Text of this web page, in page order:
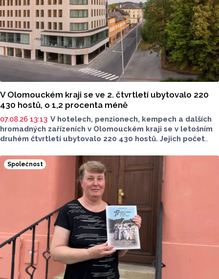
V Olomouckém kraji se ve 2. čtvrtletí ubytovalo 220
430 hostů, o 1,2 procenta méně
07.08.26 13:13 V hotelech, penzionech, kempech a dalších
hromadných zařízeních v Olomouckém kraji se v letošním
druhém čtvrtletí ubytovalo 220 430 hostů. Jejich počet
přibylo ubytovaných cizinců, kterých bylo 45 548,
meziročně o 9,1 procenta více. Naopak domácích hostů
v regionu ubylo, kraj v tomto období navštívilo 174 882
turistů, což bylo meziročně o 3,6 procenta méně. Celkový
počet přenocování v kraji klesl o 4,7 procenta. Údaje
dnes zveřejnil Český statistický úřad (ČSÚ).
Společnost